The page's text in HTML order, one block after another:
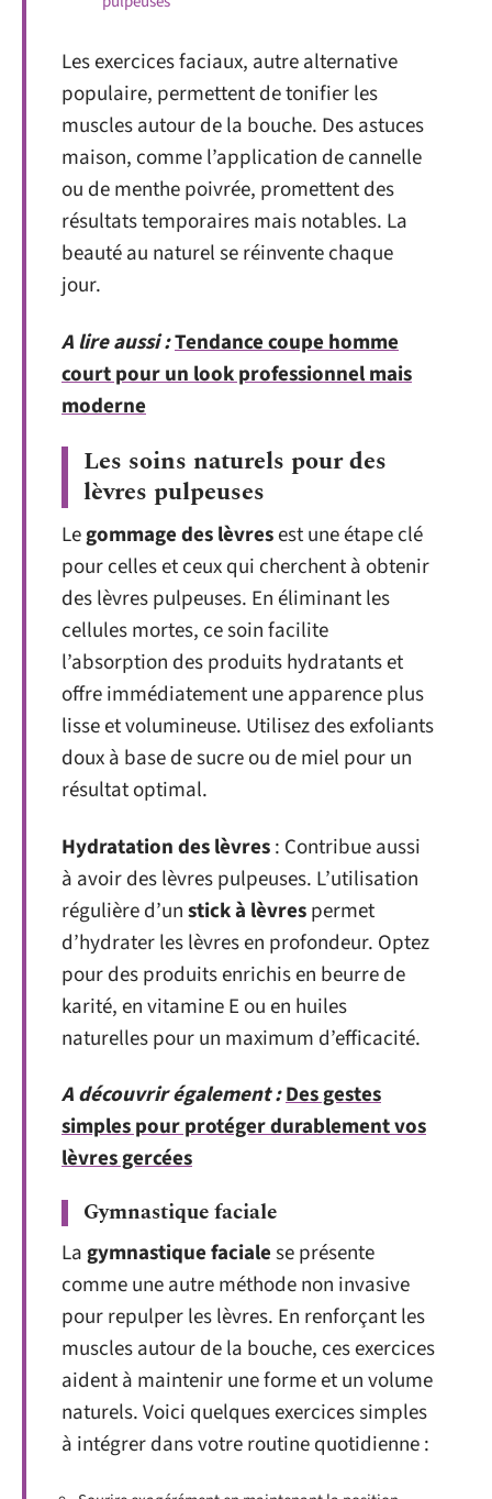
Les exercices faciaux, autre alternative
populaire, permettent de tonifier les
muscles autour de la bouche. Des astuces
maison, comme l’application de cannelle
ou de menthe poivrée, promettent des
résultats temporaires mais notables. La
beauté au naturel se réinvente chaque
jour.
A lire aussi :Tendance coupe homme
court pour un look professionnel mais
moderne
Les soins naturels pour des
lèvres pulpeuses
Legommage des lèvresest une étape clé
pour celles et ceux qui cherchent à obtenir
des lèvres pulpeuses. En éliminant les
cellules mortes, ce soin facilite
l’absorption des produits hydratants et
offre immédiatement une apparence plus
lisse et volumineuse. Utilisez des exfoliants
doux à base de sucre ou de miel pour un
résultat optimal.
Hydratation des lèvres: Contribue aussi
à avoir des lèvres pulpeuses. L’utilisation
régulière d’unstick à lèvrespermet
d’hydrater les lèvres en profondeur. Optez
pour des produits enrichis en beurre de
karité, en vitamine E ou en huiles
naturelles pour un maximum d’efficacité.
A découvrir également :Des gestes
simples pour protéger durablement vos
lèvres gercées
Gymnastique faciale
Lagymnastique facialese présente
comme une autre méthode non invasive
pour repulper les lèvres. En renforçant les
muscles autour de la bouche, ces exercices
aident à maintenir une forme et un volume
naturels. Voici quelques exercices simples
à intégrer dans votre routine quotidienne :